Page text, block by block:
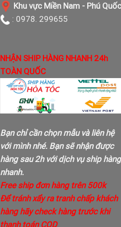
Khu vực Miền Nam - Phú Quốc
: 0978. 299655
NHẬN SHIP HÀNG NHANH 24h
TOÀN QUỐC
Bạn chỉ cần chọn mẫu và liên hệ
với mình nhé. Bạn sẽ nhận được
hàng sau 2h với dịch vụ ship hàng
nhanh.
Free ship đơn hàng trên 500k
Để tránh xẩy ra tranh chấp khách
hàng hãy check hàng trước khi
thanh toán COD